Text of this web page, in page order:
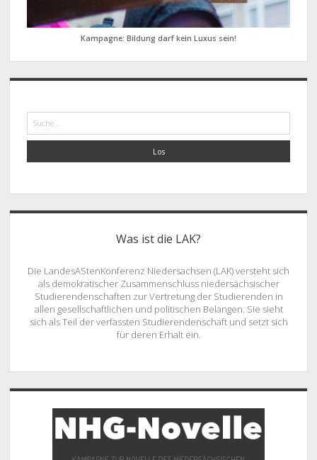
Kampagne: Bildung darf kein Luxus sein!
Was ist die LAK?
Die LandesAStenKonferenz Niedersachsen (LAK) versteht sich
als demokratischer Zusammenschluss niedersächsischer
Studierendenschaften zur Vertretung der Studierenden in
allen gesellschaftlichen und politischen Belangen. Sie sieht
sich als Teil der verfassten Studierendenschaft und setzt sich
für deren Erhalt ein.